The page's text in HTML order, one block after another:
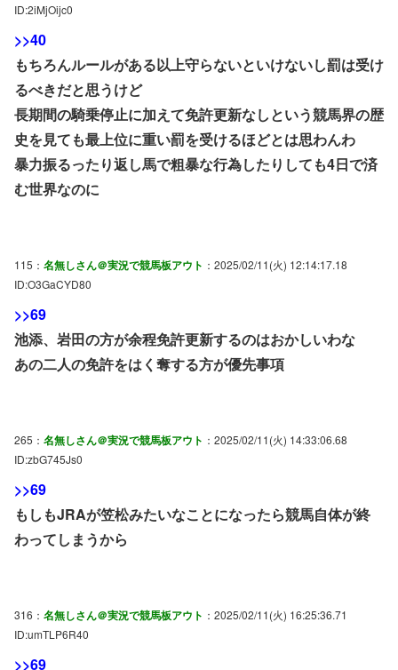
ID:2iMjOijc0
>>40
もちろんルールがある以上守らないといけないし罰は受け
るべきだと思うけど
長期間の騎乗停止に加えて免許更新なしという競馬界の歴
史を見ても最上位に重い罰を受けるほどとは思わんわ
暴力振るったり返し馬で粗暴な行為したりしても4日で済
む世界なのに
115： 名無しさん＠実況で競馬板アウト ：2025/02/11(火) 12:14:17.18
ID:O3GaCYD80
>>69
池添、岩田の方が余程免許更新するのはおかしいわな
あの二人の免許をはく奪する方が優先事項
265： 名無しさん＠実況で競馬板アウト ：2025/02/11(火) 14:33:06.68
ID:zbG745Js0
>>69
もしもJRAが笠松みたいなことになったら競馬自体が終
わってしまうから
316： 名無しさん＠実況で競馬板アウト ：2025/02/11(火) 16:25:36.71
ID:umTLP6R40
>>69